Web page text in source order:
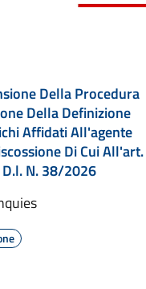
Della Procedura
Della Definizione
Affidati All'agente
Di Cui All'art.
N. 38/2026